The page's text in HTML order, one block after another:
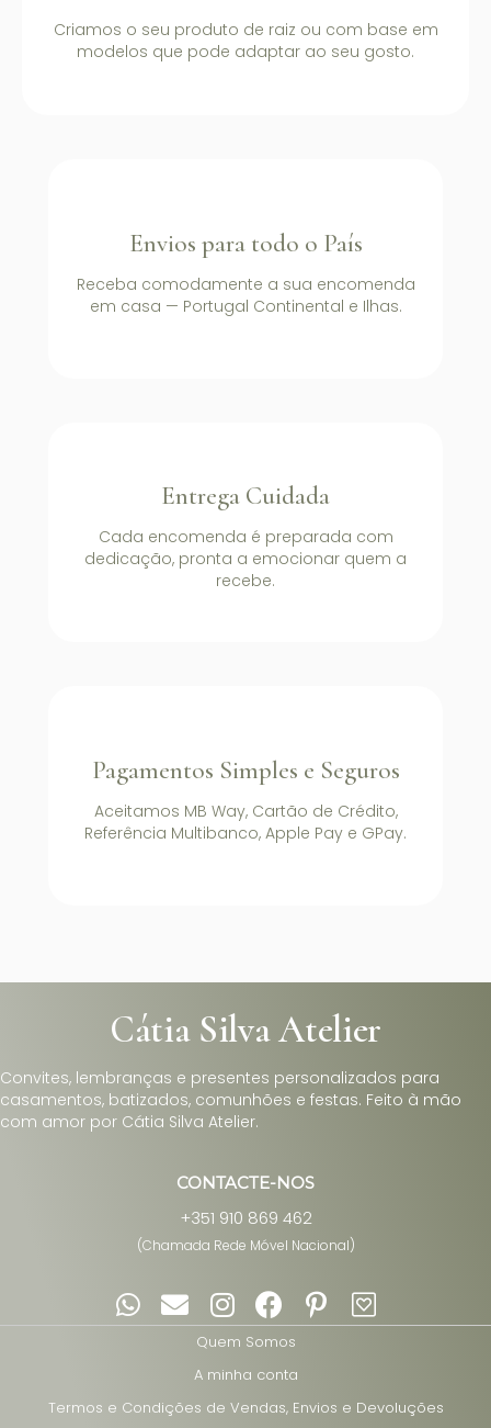
Criamos o seu produto de raiz ou com base em
modelos que pode adaptar ao seu gosto.
Envios para todo o País
Receba comodamente a sua encomenda
em casa — Portugal Continental e Ilhas.
Entrega Cuidada
Cada encomenda é preparada com
dedicação, pronta a emocionar quem a
recebe.
Pagamentos Simples e Seguros
Aceitamos MB Way, Cartão de Crédito,
Referência Multibanco, Apple Pay e GPay.
Cátia Silva Atelier
Convites, lembranças e presentes personalizados para
casamentos, batizados, comunhões e festas. Feito à mão
com amor por Cátia Silva Atelier.
CONTACTE-NOS
+351 910 869 462
(Chamada Rede Móvel Nacional)
Quem Somos
A minha conta
Termos e Condições de Vendas, Envios e Devoluções